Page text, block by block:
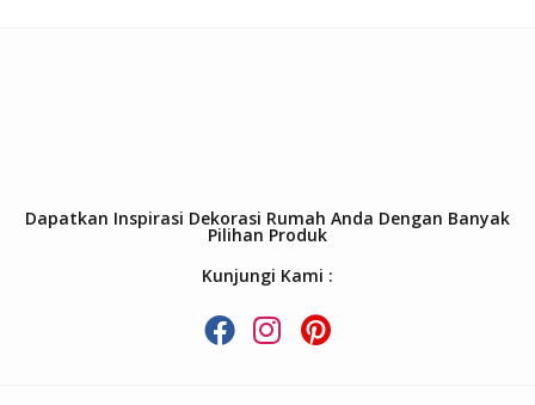
Dapatkan Inspirasi Dekorasi Rumah Anda Dengan Banyak
Pilihan Produk
Kunjungi Kami :